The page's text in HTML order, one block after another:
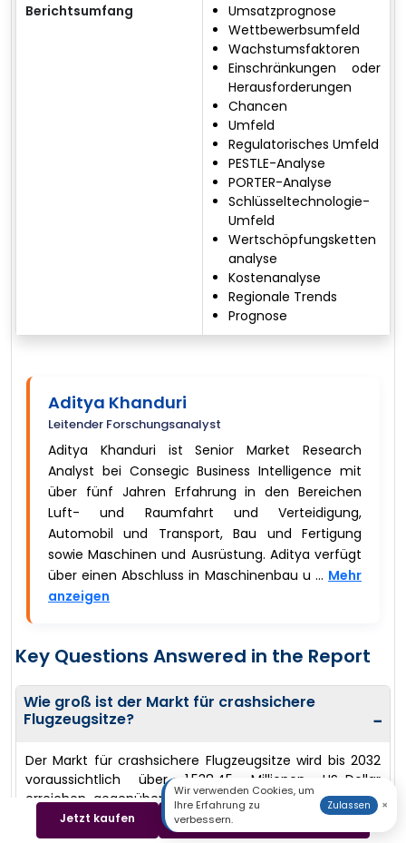
Berichtsumfang
Umsatzprognose
Wettbewerbsumfeld
Wachstumsfaktoren
Einschränkungen oder
Herausforderungen
Chancen
Umfeld
Regulatorisches Umfeld
PESTLE-Analyse
PORTER-Analyse
Schlüsseltechnologie-
Umfeld
Wertschöpfungsketten
analyse
Kostenanalyse
Regionale Trends
Prognose
Aditya Khanduri
Leitender Forschungsanalyst
Aditya Khanduri ist Senior Market Research
Analyst bei Consegic Business Intelligence mit
über fünf Jahren Erfahrung in den Bereichen
Luft- und Raumfahrt und Verteidigung,
Automobil und Transport, Bau und Fertigung
sowie Maschinen und Ausrüstung. Aditya verfügt
über einen Abschluss in Maschinenbau u ... Mehr
anzeigen
Key Questions Answered in the Report
Wie groß ist der Markt für crashsichere
Flugzeugsitze?
−
Der Markt für crashsichere Flugzeugsitze wird bis 2032
voraussichtlich über 1.538,45 Millionen US-Dollar
erreichen, gegenüber einem Wert von 1.014,27 Millionen
US-Dollar im Jahr 2024. Es wird ein Wachstum um
1.050,85 Millionen US-Dollar im Jahr 2025 prognostiziert,
Jetzt kaufen Beispiel herunterladen
Wir verwenden Cookies, um
Ihre Erfahrung zu
verbessern.
Zulassen ×